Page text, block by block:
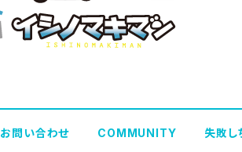
お問い合わせ COMMUNITY 失敗し